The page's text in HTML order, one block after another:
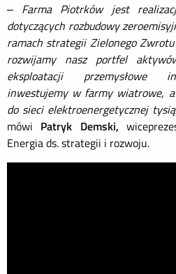
– Farma Piotrków jest
dotyczących rozbudowy
ramach strategii Zielonego
rozwijamy nasz portfel
eksploatacji przemysłowe
inwestujemy w farmy wiatrowe, a
do sieci elektroenergetycznej
mówi Patryk Demski,
Energia ds. strategii i rozwoju.